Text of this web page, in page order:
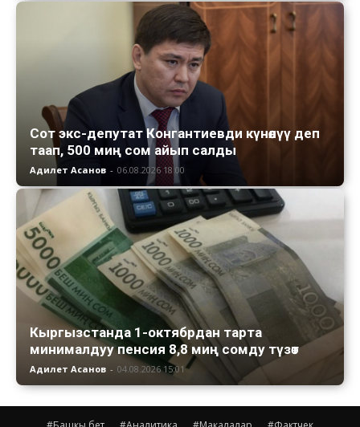
Сот экс-депутат Конгантиевди күнөөлүү деп
таап, 500 миң сом айып салды
Адилет Асанов - 06.08.2026 18:00
Кыргызстанда 1-октябрдан тарта
минималдуу пенсия 8,8 миң сомду түзөт
Адилет Асанов - 04.08.2026 15:01